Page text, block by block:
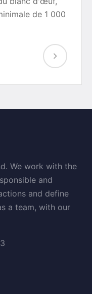
de 1 000
We work with the
and
and define
a team, with our